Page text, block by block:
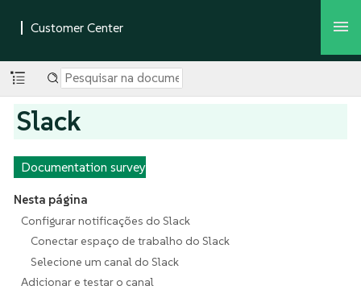
Slack
Documentation survey
Nesta página
Configurar notificações do Slack
Conectar espaço de trabalho do Slack
Selecione um canal do Slack
Adicionar e testar o canal